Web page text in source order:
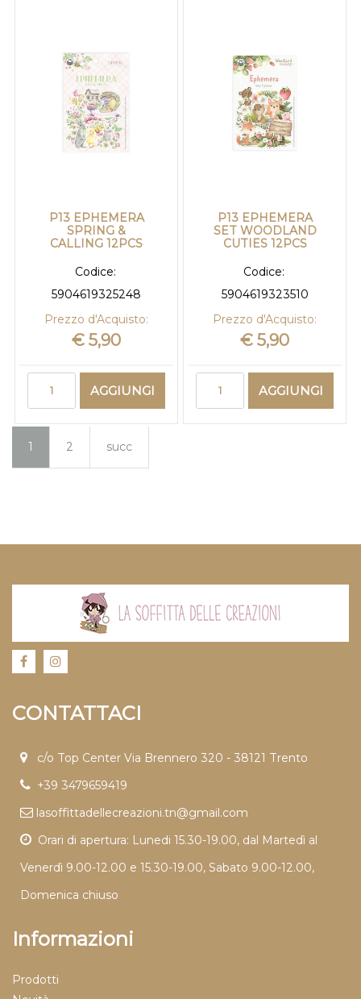
P13 EPHEMERA
SPRING &
CALLING 12PCS
Codice:
5904619325248
Prezzo d'Acquisto:
€ 5,90
AGGIUNGI
P13 EPHEMERA
SET WOODLAND
CUTIES 12PCS
Codice:
5904619323510
Prezzo d'Acquisto:
€ 5,90
AGGIUNGI
1 2 succ
CONTATTACI
c/o Top Center Via Brennero 320 - 38121 Trento
+39 3479659419
lasoffittadellecreazioni.tn@gmail.com
Orari di apertura: Lunedi 15.30-19.00, dal Martedì al
Venerdì 9.00-12.00 e 15.30-19.00, Sabato 9.00-12.00,
Domenica chiuso
Informazioni
Prodotti